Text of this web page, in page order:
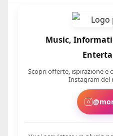
Music,
Scopri offerte, ispirazione e
Instagram del